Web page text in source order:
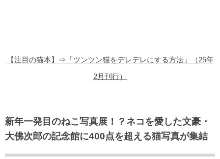
【注目の猫本】⇒「ツンツン猫をデレデレにする方法」（25年
2月刊行）
新年一発目のねこ写真展！？ネコを愛した文豪・
大佛次郎の記念館に400点を超える猫写真が集結
猫のゲーム・アプリ
猫のフリー写真素材